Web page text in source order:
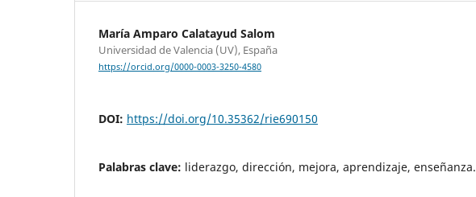
María Amparo Calatayud Salom
Universidad de Valencia (UV), España
https://orcid.org/0000-0003-3250-4580
DOI: https://doi.org/10.35362/rie690150
Palabras clave: liderazgo, dirección, mejora, aprendizaje, enseñanza.